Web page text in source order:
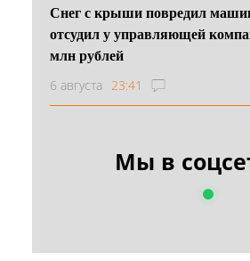
Снег с крыши повредил
отсудил у управляющей
млн рублей
6 августа 23:41
Мы в